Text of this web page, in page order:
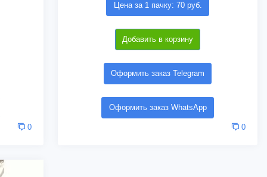
0
Цена за 1 пачку: 70 руб.
Добавить в корзину
Оформить заказ Telegram
Оформить заказ WhatsApp
0